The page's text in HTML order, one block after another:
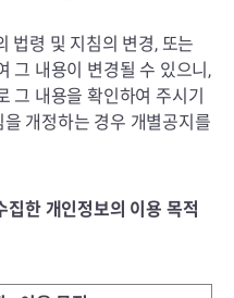
법령 및 지침의 변경, 또는
그 내용이 변경될 수 있으니,
그 내용을 확인하여 주시기
개정하는 경우 개별공지를
집한 개인정보의 이용 목적